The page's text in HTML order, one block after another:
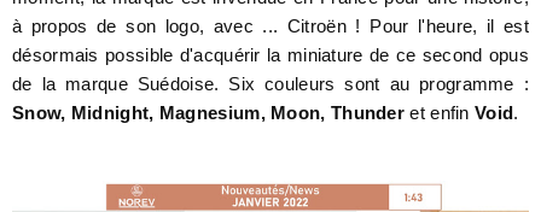
à propos de son logo, avec ... Citroën ! Pour l'heure, il est
désormais possible d'acquérir la miniature de ce second opus
de la marque Suédoise. Six couleurs sont au programme :
Snow, Midnight, Magnesium, Moon, Thunderet enfin Void.